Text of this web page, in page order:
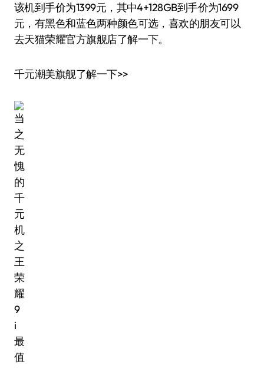
该机到手价为1399元，其中4+128GB到手价为1699
元，有黑色和蓝色两种颜色可选，喜欢的朋友可以
去天猫荣耀官方旗舰店了解一下。
千元潮美旗舰了解一下>>